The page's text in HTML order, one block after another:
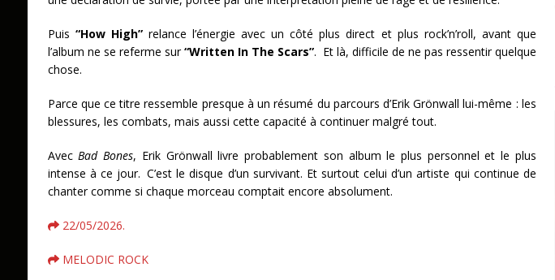
Puis “How High”relance l’énergie avec un côté plus direct et plus rock’n’roll, avant que
l’album ne se referme sur“Written In The Scars”. Et là, difficile de ne pas ressentir quelque
chose.
Parce que ce titre ressemble presque à un résumé du parcours d’Erik Grönwall lui-même : les
blessures, les combats, mais aussi cette capacité à continuer malgré tout.
AvecBad Bones, Erik Grönwall livre probablement son album le plus personnel et le plus
intense à ce jour. C’est le disque d’un survivant. Et surtout celui d’un artiste qui continue de
chanter comme si chaque morceau comptait encore absolument.
22/05/2026.
MELODIC ROCK